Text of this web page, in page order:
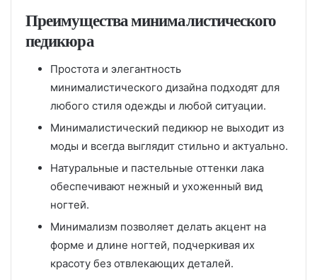
Преимущества минималистического
педикюра
Простота и элегантность
минималистического дизайна подходят для
любого стиля одежды и любой ситуации.
Минималистический педикюр не выходит из
моды и всегда выглядит стильно и актуально.
Натуральные и пастельные оттенки лака
обеспечивают нежный и ухоженный вид
ногтей.
Минимализм позволяет делать акцент на
форме и длине ногтей, подчеркивая их
красоту без отвлекающих деталей.